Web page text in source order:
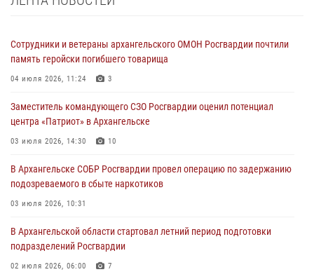
Сотрудники и ветераны архангельского ОМОН Росгвардии почтили
память геройски погибшего товарища
04 июля 2026, 11:24 3
Заместитель командующего СЗО Росгвардии оценил потенциал
центра «Патриот» в Архангельске
03 июля 2026, 14:30 10
В Архангельске СОБР Росгвардии провел операцию по задержанию
подозреваемого в сбыте наркотиков
03 июля 2026, 10:31
В Архангельской области стартовал летний период подготовки
подразделений Росгвардии
02 июля 2026, 06:00 7